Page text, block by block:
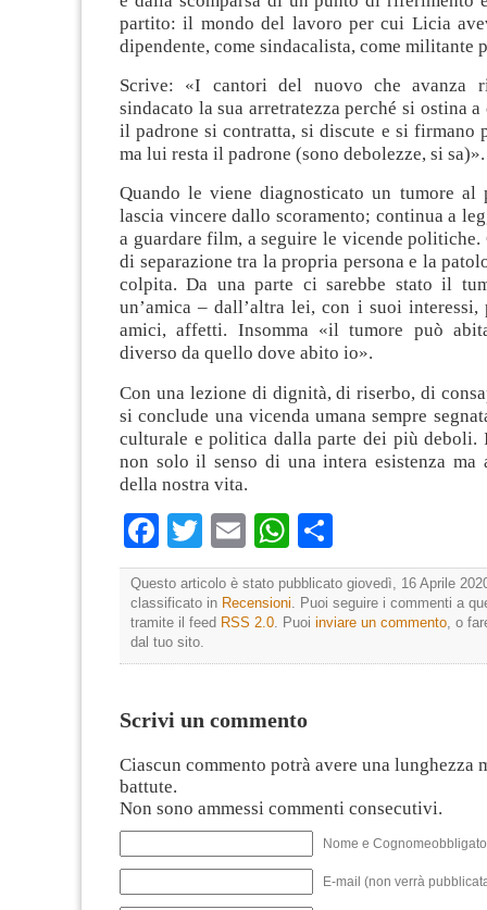
partito: il mondo del lavoro per cui Licia
dipendente, come sindacalista, come militante
Scrive: «I cantori del nuovo che avanza
sindacato la sua arretratezza perché si ostina a
il padrone si contratta, si discute e si firmano
ma lui resta il padrone (sono debolezze, si sa)».
Quando le viene diagnosticato un tumore al
lascia vincere dallo scoramento; continua a
a guardare film, a seguire le vicende politiche.
di separazione tra la propria persona e la
colpita. Da una parte ci sarebbe stato il
un’amica – dall’altra lei, con i suoi interessi,
amici, affetti. Insomma «il tumore può
diverso da quello dove abito io».
Con una lezione di dignità, di riserbo, di
si conclude una vicenda umana sempre
culturale e politica dalla parte dei più deboli.
non solo il senso di una intera esistenza ma
della nostra vita.
Facebook
TwitterEmailWhatsApp
Questo articolo è stato pubblicato giovedì, 16 Aprile
classificato in Recensioni . Puoi seguire i commenti a
tramite il feed RSS 2.0 . Puoi inviare un commento , o
dal tuo sito.
Scrivi un commento
Ciascun commento potrà avere una lunghezza
battute.
Non sono ammessi commenti consecutivi.
Nome e
E-mail (non verrà